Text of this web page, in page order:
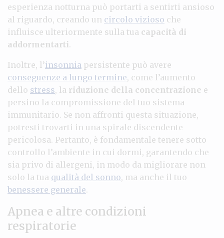
esperienza notturna può portarti a sentirti ansioso
al riguardo, creando un circolo vizioso che
influisce ulteriormente sulla tua capacità di
addormentarti.
Inoltre, l’insonnia persistente può avere
conseguenze a lungo termine, come l’aumento
dello stress, la riduzione della concentrazione e
persino la compromissione del tuo sistema
immunitario. Se non affronti questa situazione,
potresti trovarti in una spirale discendente
pericolosa. Pertanto, è fondamentale tenere sotto
controllo l’ambiente in cui dormi, garantendo che
sia privo di allergeni, in modo da migliorare non
solo la tua qualità del sonno, ma anche il tuo
benessere generale.
Apnea e altre condizioni
respiratorie